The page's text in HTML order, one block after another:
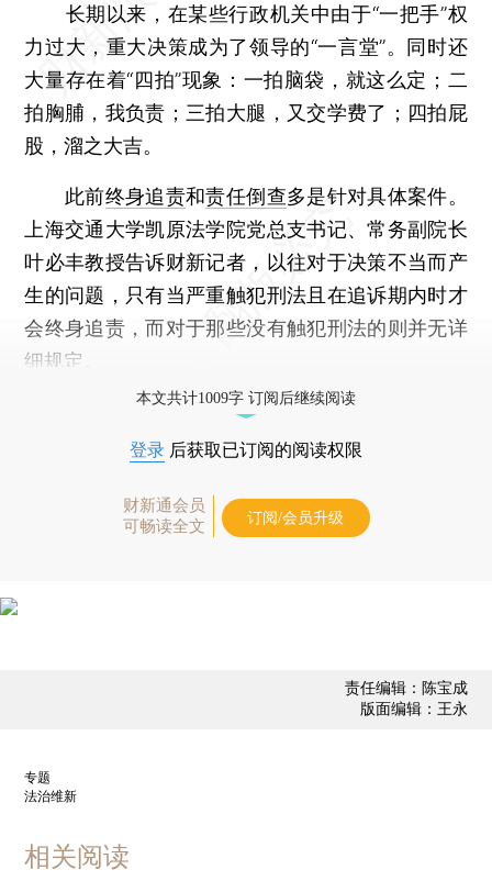
长期以来，在某些行政机关中由于“一把手”权
力过大，重大决策成为了领导的“一言堂”。同时还
大量存在着“四拍”现象：一拍脑袋，就这么定；二
拍胸脯，我负责；三拍大腿，又交学费了；四拍屁
股，溜之大吉。
此前终身追责和责任倒查多是针对具体案件。
上海交通大学凯原法学院党总支书记、常务副院长
叶必丰教授告诉财新记者，以往对于决策不当而产
生的问题，只有当严重触犯刑法且在追诉期内时才
会终身追责，而对于那些没有触犯刑法的则并无详
细规定。
本文共计1009字 订阅后继续阅读
登录 后获取已订阅的阅读权限
财新通会员
可畅读全文
订阅/会员升级
责任编辑：陈宝成
版面编辑：王永
专题
法治维新
相关阅读